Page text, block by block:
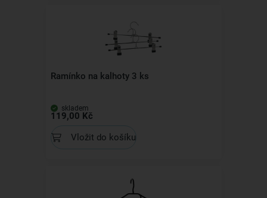
Ramínko na kalhoty 3 ks
skladem
119,00 Kč
Vložit do košíku